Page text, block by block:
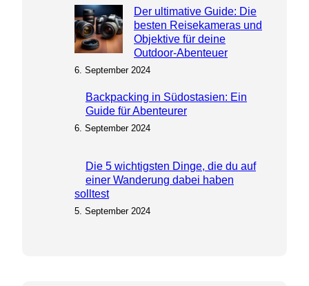
Der ultimative Guide: Die
besten Reisekameras und
Objektive für deine
Outdoor-Abenteuer
6. September 2024
Backpacking in Südostasien: Ein
Guide für Abenteurer
6. September 2024
Die 5 wichtigsten Dinge, die du auf
einer Wanderung dabei haben
solltest
5. September 2024